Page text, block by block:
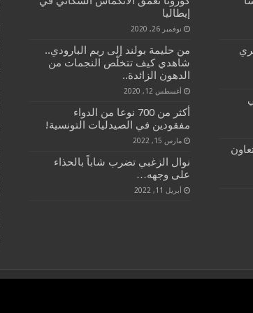
دولة تتعاون
إيطاليا
نوفمبر 26, 2020
من حليمة بولند إلى ريم البارودي..
شاهدي كيف تتخلّص النجمات من
الدهون الزائدة..
أغسطس 12, 2020
أكثر من 700 نوعا من الدواء
مفقودين في الصيدليات التونسية!
مارس 15, 2022
نوال الزغبي تضرب شاباً بالحذاء
على وجهه…
أبريل 11, 2022